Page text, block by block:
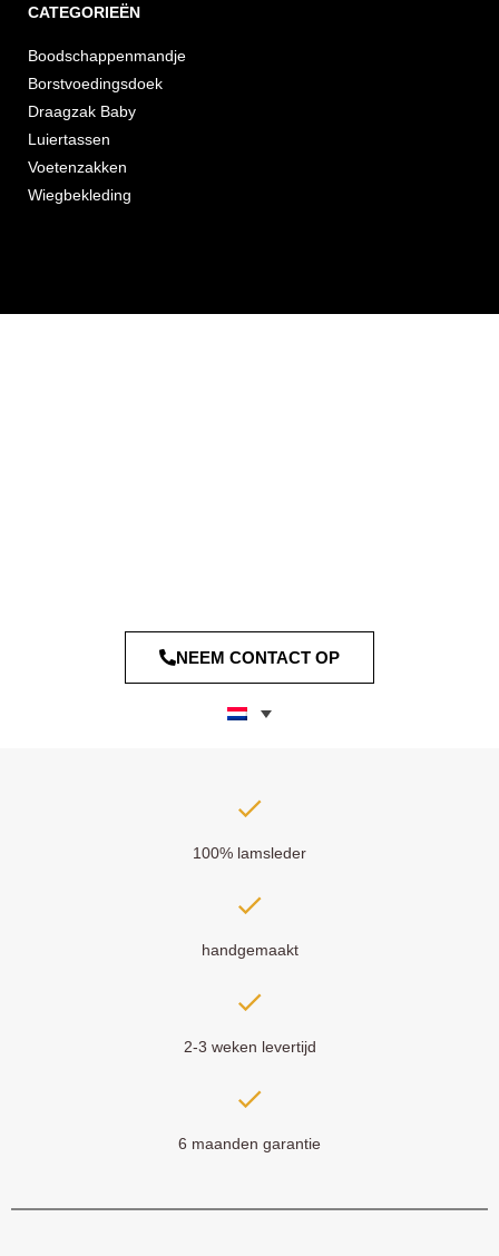
CATEGORIEËN
Boodschappenmandje
Borstvoedingsdoek
Draagzak Baby
Luiertassen
Voetenzakken
Wiegbekleding
NEEM CONTACT OP
100% lamsleder
handgemaakt
2-3 weken levertijd
6 maanden garantie